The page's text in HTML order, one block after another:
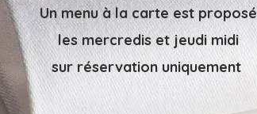
Un menu à la carte est proposé
les mercredis et jeudi midi
sur réservation uniquement